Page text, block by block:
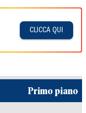
CLICCA QUI
Primo piano